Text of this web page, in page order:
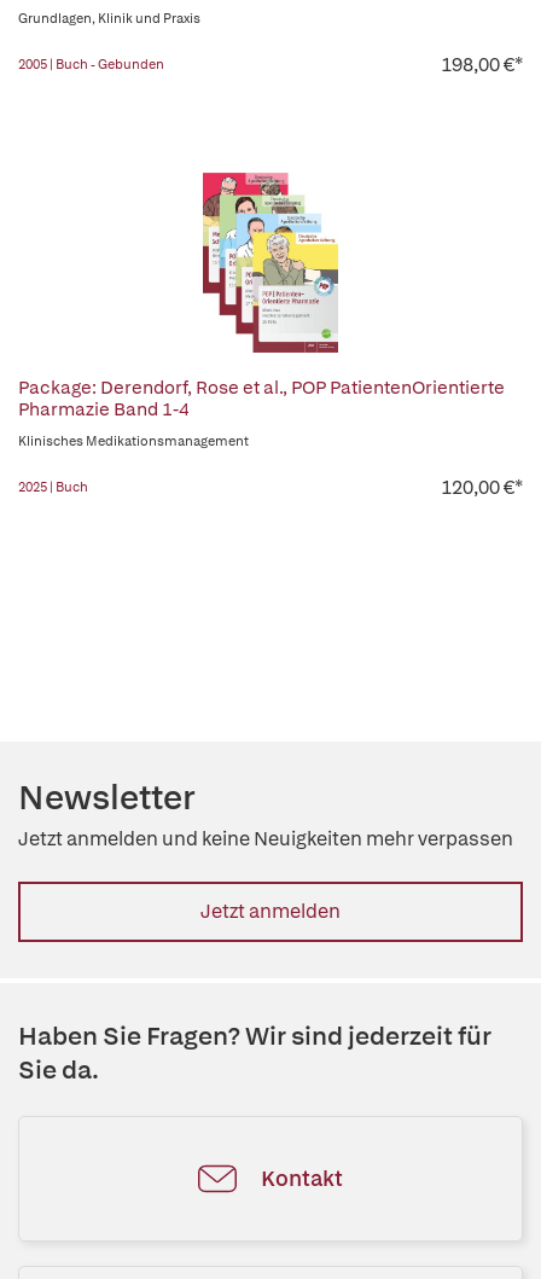
Grundlagen, Klinik und Praxis
2005 | Buch - Gebunden 198,00 €*
Package: Derendorf, Rose et al., POP PatientenOrientierte
Pharmazie Band 1-4
Klinisches Medikationsmanagement
2025 | Buch 120,00 €*
Newsletter
Jetzt anmelden und keine Neuigkeiten mehr verpassen
Jetzt anmelden
Haben Sie Fragen? Wir sind jederzeit für
Sie da.
Kontakt